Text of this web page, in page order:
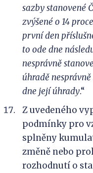
sazby stanovené
zvýšené o 14
první den
to ode dne
nesprávně
úhradě
dne její úhrady.“
Z uvedeného
podmínky pro
splněny
změně nebo
rozhodnutí o